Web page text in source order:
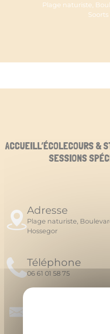
Plage naturiste,
ACCUEILL’ÉCOLECOURS &
SESSIONS
Adresse
Plage naturiste,
Hossegor
Téléphone
06 61 01 58 75